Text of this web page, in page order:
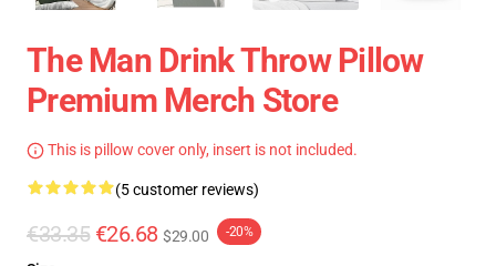
The Man Drink Throw Pillow
Premium Merch Store
This is pillow cover only, insert is not included.
(5 customer reviews)
€33.35 €26.68 $29.00 -20%